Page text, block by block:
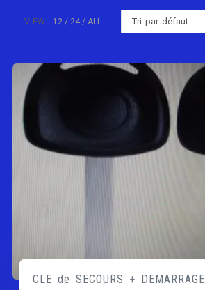
Tri par défaut
VIEW: 12 24 ALL:
CLE de SECOURS + DEMARRAGE